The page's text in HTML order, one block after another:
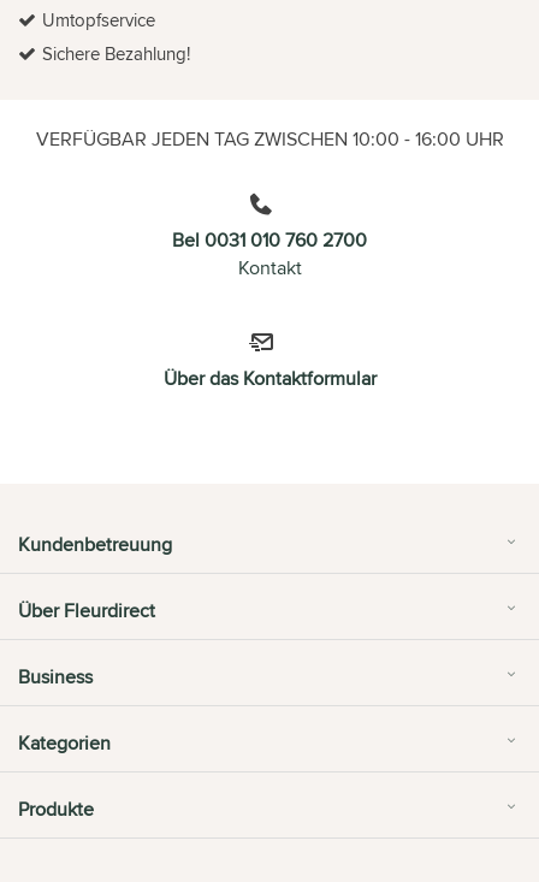
Umtopfservice
Sichere Bezahlung!
VERFÜGBAR JEDEN TAG ZWISCHEN 10:00 - 16:00 UHR
Bel 0031 010 760 2700
Kontakt
Über das Kontaktformular
Kundenbetreuung
Über Fleurdirect
Business
Kategorien
Produkte